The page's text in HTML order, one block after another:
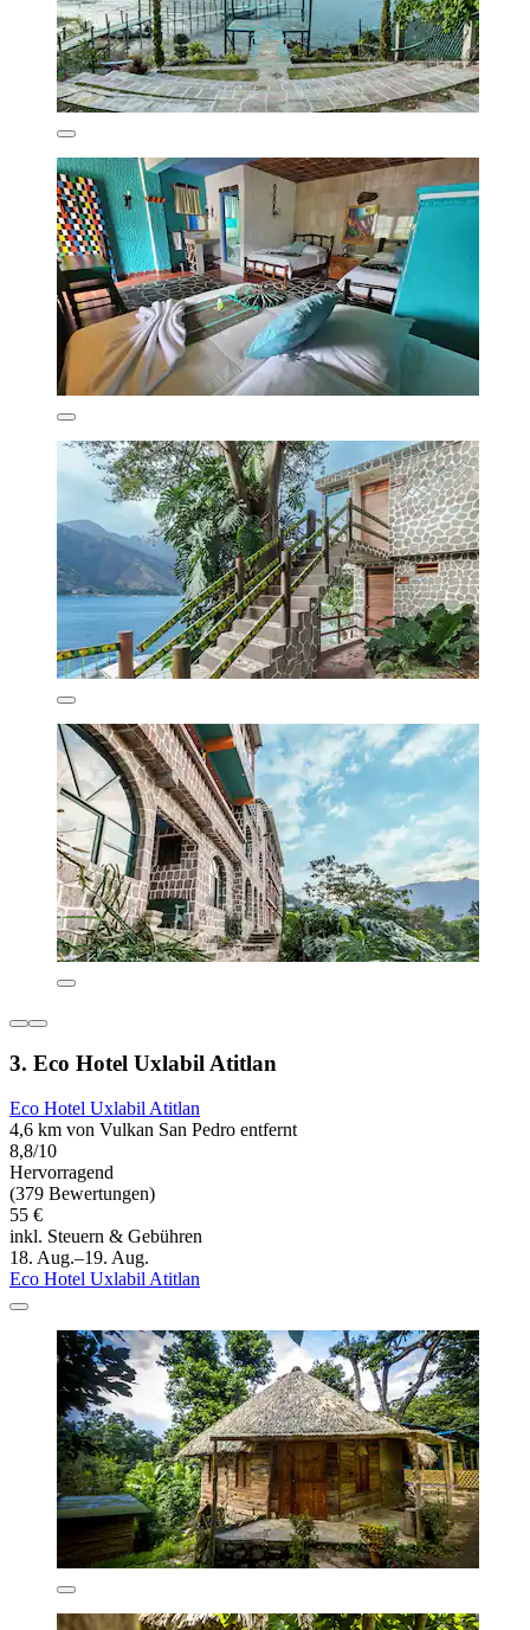
3. Eco Hotel Uxlabil Atitlan
Eco Hotel Uxlabil Atitlan
4,6 km von Vulkan San Pedro entfernt
8,8/10
Hervorragend
(379 Bewertungen)
55 €
inkl. Steuern & Gebühren
18. Aug.–19. Aug.
Eco Hotel Uxlabil Atitlan